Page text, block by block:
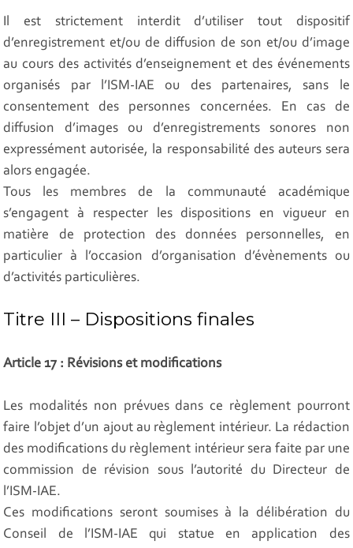
Il est strictement interdit d’utiliser tout dispositif
d’enregistrement et/ou de diffusion de son et/ou d’image
au cours des activités d’enseignement et des événements
organisés par l’ISM-IAE ou des partenaires, sans le
consentement des personnes concernées. En cas de
diffusion d’images ou d’enregistrements sonores non
expressément autorisée, la responsabilité des auteurs sera
alors engagée.
Tous les membres de la communauté académique
s’engagent à respecter les dispositions en vigueur en
matière de protection des données personnelles, en
particulier à l’occasion d’organisation d’évènements ou
d’activités particulières.
Titre III – Dispositions finales
Article 17 : Révisions et modifications
Les modalités non prévues dans ce règlement pourront
faire l’objet d’un ajout au règlement intérieur. La rédaction
des modifications du règlement intérieur sera faite par une
commission de révision sous l’autorité du Directeur de
l’ISM-IAE.
Ces modifications seront soumises à la délibération du
Conseil de l’ISM-IAE qui statue en application des